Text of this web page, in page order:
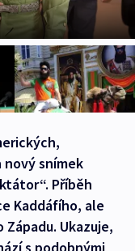
snímek
Příběh
Kaddáfího, ale
Ukazuje,